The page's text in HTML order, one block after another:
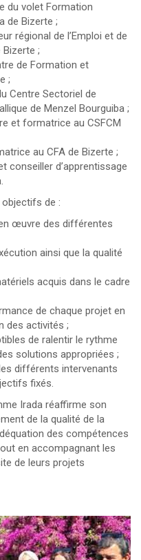
du volet Formation
de Bizerte ;
régional de l’Emploi et de
;
de Formation et
;
Centre Sectoriel de
de Menzel Bourguiba ;
et formatrice au CSFCM
au CFA de Bizerte ;
conseiller d’apprentissage
de :
œuvre des différentes
ainsi que la qualité
acquis dans le cadre
de chaque projet en
des activités ;
de ralentir le rythme
solutions appropriées ;
différents intervenants
fixés.
Irada réaffirme son
de la qualité de la
des compétences
en accompagnant les
de leurs projets